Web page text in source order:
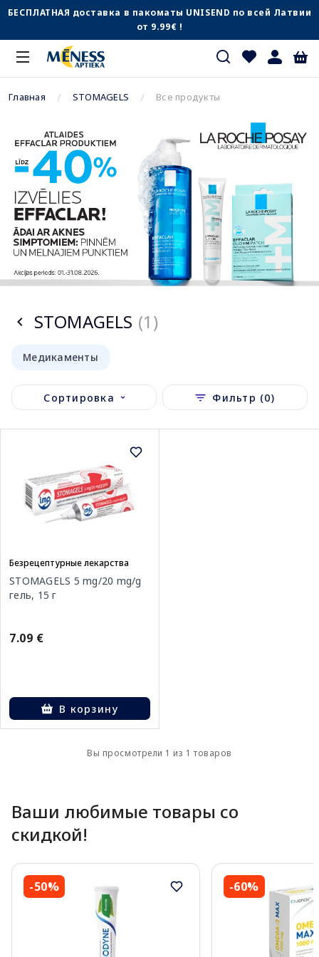
БЕСПЛАТНАЯ доставка в пакоматы UNISEND по всей Латвии
от 9.99€ !
Главная STOMAGELS Все продукты
STOMAGELS (1)
Медикаменты
Сортировка Фильтр (0)
Безрецептурные лекарства
STOMAGELS 5 mg/20 mg/g
гель, 15 г
7.09 €
В корзину
Вы просмотрели 1 из 1 товаров
Ваши любимые товары со
скидкой!
-50% -60%